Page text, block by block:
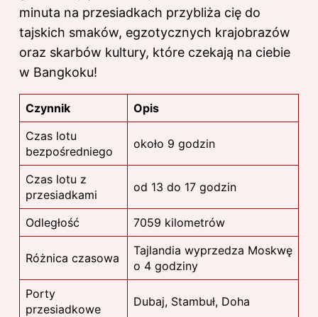
minuta na przesiadkach przybliża cię do
tajskich smaków, egzotycznych krajobrazów
oraz skarbów kultury, które czekają na ciebie
w Bangkoku!
Czynnik
Opis
Czas lotu
bezpośredniego
około 9 godzin
Czas lotu z
przesiadkami
od 13 do 17 godzin
Odległość 7059 kilometrów
Różnica czasowa
Tajlandia wyprzedza Moskwę
o 4 godziny
Porty
przesiadkowe
Dubaj, Stambuł, Doha